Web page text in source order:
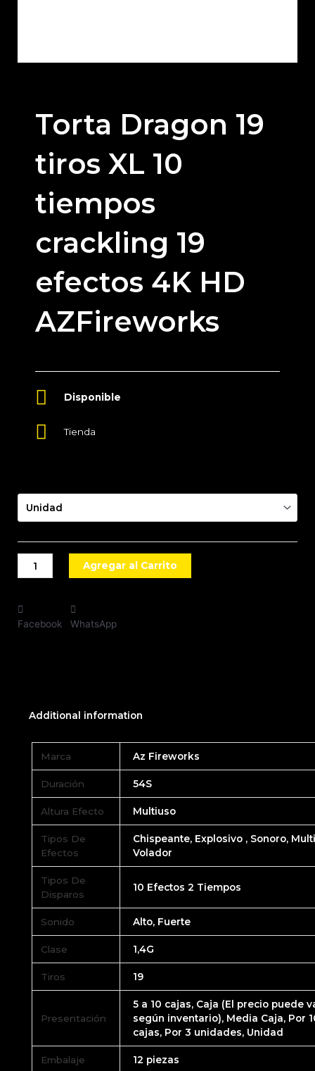
Torta Dragon 19
tiros XL 10
tiempos
crackling 19
efectos 4K HD
AZFireworks
Tienda
Agregar al Carrito
Facebook WhatsApp
Additional information
Marca Az Fireworks
Duración 54S
Altura Efecto Multiuso
Tipos De
Efectos
Chispeante, Explosivo , Sonoro,
Volador
Tipos De
Disparos
10 Efectos 2 Tiempos
Sonido Alto, Fuerte
Clase 1,4G
Tiros 19
Presentación
5 a 10 cajas, Caja (El precio puede
según inventario), Media Caja, Por
cajas, Por 3 unidades, Unidad
Embalaje 12 piezas